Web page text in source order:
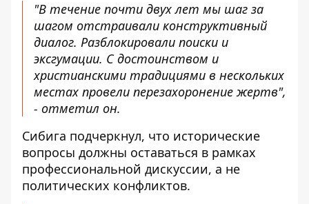
"В течение почти двух лет мы шаг за
шагом отстраивали конструктивный
диалог. Разблокировали поиски и
эксгумации. С достоинством и
христианскими традициями в нескольких
местах провели перезахоронение жертв",
- отметил он.
Сибига подчеркнул, что исторические
вопросы должны оставаться в рамках
профессиональной дискуссии, а не
политических конфликтов.